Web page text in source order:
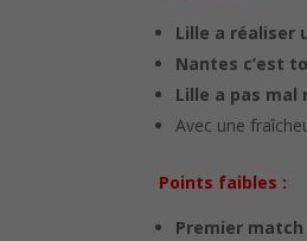
Lille a réaliser
Nantes c’est
Lille a pas mal
Avec une
Points faibles :
Premier